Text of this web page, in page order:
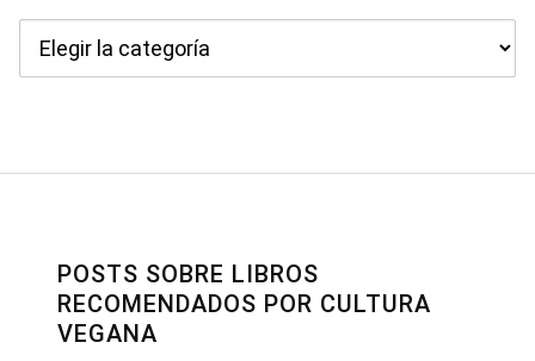
POSTS SOBRE LIBROS
RECOMENDADOS POR CULTURA
VEGANA